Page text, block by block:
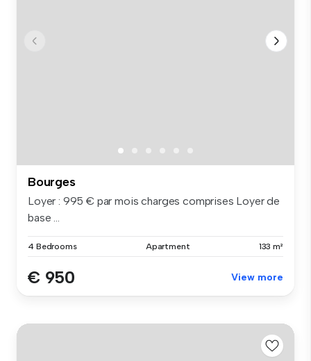
Bourges
Loyer : 995 € par mois charges comprises Loyer de
base ...
4 Bedrooms Apartment 133 m²
€ 950 View more